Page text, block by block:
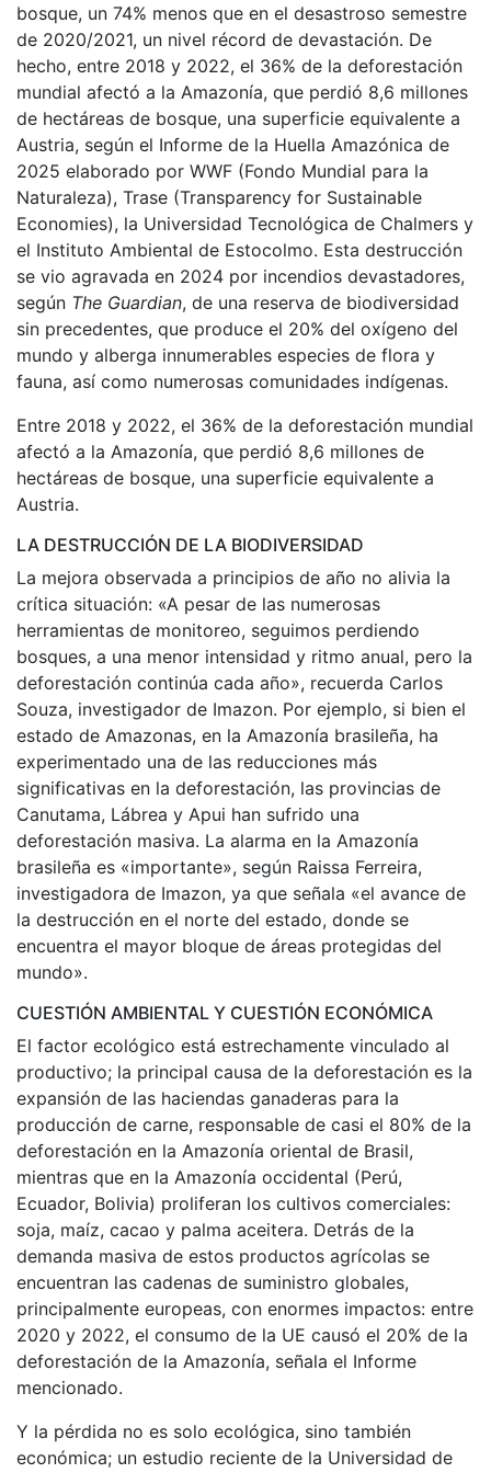
bosque, un 74% menos que en el desastroso semestre
de 2020/2021, un nivel récord de devastación. De
hecho, entre 2018 y 2022, el 36% de la deforestación
mundial afectó a la Amazonía, que perdió 8,6 millones
de hectáreas de bosque, una superficie equivalente a
Austria, según el Informe de la Huella Amazónica de
2025 elaborado por WWF (Fondo Mundial para la
Naturaleza), Trase (Transparency for Sustainable
Economies), la Universidad Tecnológica de Chalmers y
el Instituto Ambiental de Estocolmo. Esta destrucción
se vio agravada en 2024 por incendios devastadores,
según The Guardian, de una reserva de biodiversidad
sin precedentes, que produce el 20% del oxígeno del
mundo y alberga innumerables especies de flora y
fauna, así como numerosas comunidades indígenas.
Entre 2018 y 2022, el 36% de la deforestación mundial
afectó a la Amazonía, que perdió 8,6 millones de
hectáreas de bosque, una superficie equivalente a
Austria.
LA DESTRUCCIÓN DE LA BIODIVERSIDAD
La mejora observada a principios de año no alivia la
crítica situación: «A pesar de las numerosas
herramientas de monitoreo, seguimos perdiendo
bosques, a una menor intensidad y ritmo anual, pero la
deforestación continúa cada año», recuerda Carlos
Souza, investigador de Imazon. Por ejemplo, si bien el
estado de Amazonas, en la Amazonía brasileña, ha
experimentado una de las reducciones más
significativas en la deforestación, las provincias de
Canutama, Lábrea y Apui han sufrido una
deforestación masiva. La alarma en la Amazonía
brasileña es «importante», según Raissa Ferreira,
investigadora de Imazon, ya que señala «el avance de
la destrucción en el norte del estado, donde se
encuentra el mayor bloque de áreas protegidas del
mundo».
CUESTIÓN AMBIENTAL Y CUESTIÓN ECONÓMICA
El factor ecológico está estrechamente vinculado al
productivo; la principal causa de la deforestación es la
expansión de las haciendas ganaderas para la
producción de carne, responsable de casi el 80% de la
deforestación en la Amazonía oriental de Brasil,
mientras que en la Amazonía occidental (Perú,
Ecuador, Bolivia) proliferan los cultivos comerciales:
soja, maíz, cacao y palma aceitera. Detrás de la
demanda masiva de estos productos agrícolas se
encuentran las cadenas de suministro globales,
principalmente europeas, con enormes impactos: entre
2020 y 2022, el consumo de la UE causó el 20% de la
deforestación de la Amazonía, señala el Informe
mencionado.
Y la pérdida no es solo ecológica, sino también
económica; un estudio reciente de la Universidad de